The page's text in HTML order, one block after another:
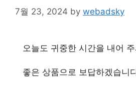
7월 23, 2024 by webadsky
오늘도 귀중한 시간을 내어
좋은 상품으로 보답하겠습니